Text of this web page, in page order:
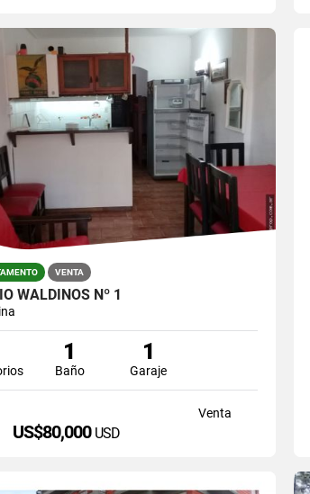
VENTA
WALDINOS Nº 1
1
Baño
1
Garaje
Venta
US$80,000 USD